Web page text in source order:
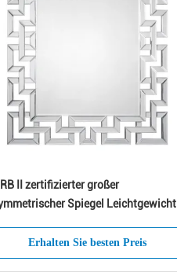
II zertifizierter großer
Spiegel Leichtgewicht
Erhalten Sie besten Preis
für E-Mails und